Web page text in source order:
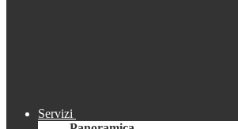
Servizi